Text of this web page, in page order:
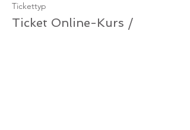
Tickettyp
Ticket Online-Kurs /